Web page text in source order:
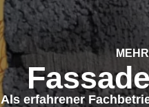
Als erfahrener